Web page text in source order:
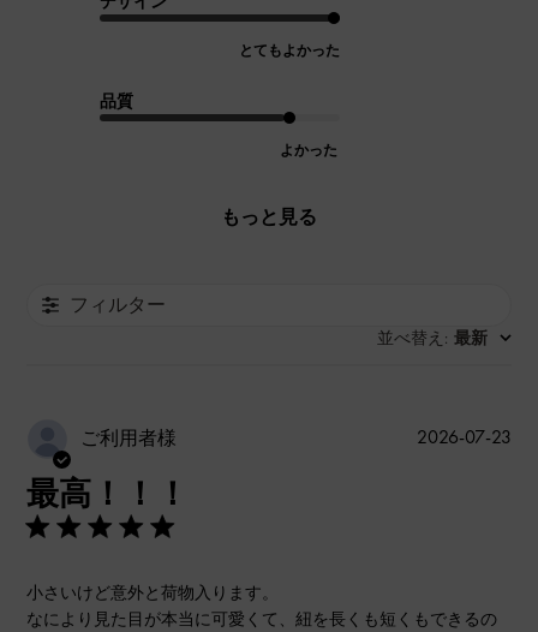
とてもよかった
品質
よかった
もっと見る
フィルター
並べ替え : 最新
ご利用者様
最高！！！
小さいけど意外と荷物入ります。
なにより見た目が本当に可愛くて、紐を長くも短くもできるの
公
2026-07-23